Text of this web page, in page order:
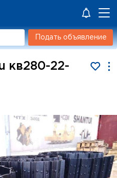
Подать объявление
кв280-22-